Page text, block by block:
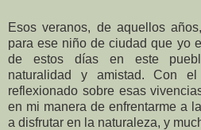
Esos veranos, de aquellos
para ese niño de ciudad que yo
de estos días en este
naturalidad y amistad. Con
reflexionado sobre esas
en mi manera de enfrentarme a
a disfrutar en la naturaleza, y